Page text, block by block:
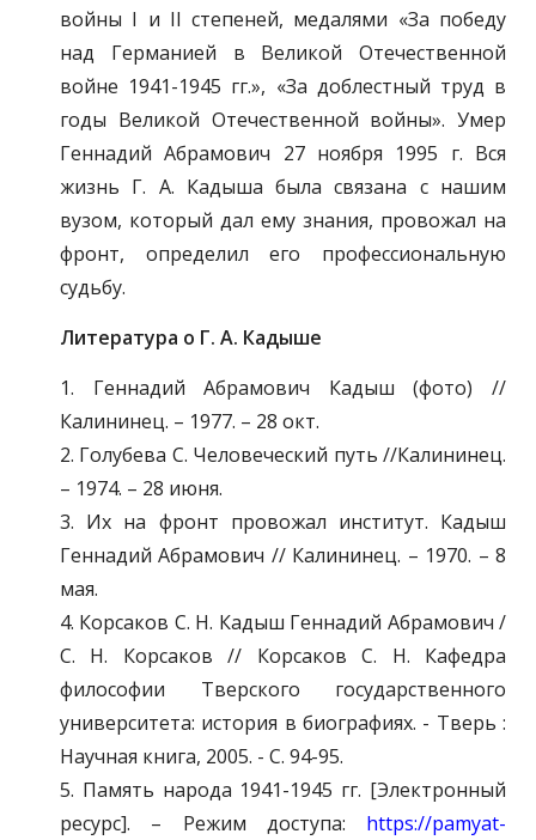
войны I и II степеней, медалями «За победу
над Германией в Великой Отечественной
войне 1941-1945 гг.», «За доблестный труд в
годы Великой Отечественной войны». Умер
Геннадий Абрамович 27 ноября 1995 г. Вся
жизнь Г. А. Кадыша была связана с нашим
вузом, который дал ему знания, провожал на
фронт, определил его профессиональную
судьбу.
Литература о Г. А. Кадыше
1. Геннадий Абрамович Кадыш (фото) //
Калининец. – 1977. – 28 окт.
2. Голубева С. Человеческий путь //Калининец.
– 1974. – 28 июня.
3. Их на фронт провожал институт. Кадыш
Геннадий Абрамович // Калининец. – 1970. – 8
мая.
4. Корсаков С. Н. Кадыш Геннадий Абрамович /
С. Н. Корсаков // Корсаков С. Н. Кафедра
философии Тверского государственного
университета: история в биографиях. - Тверь :
Научная книга, 2005. - С. 94-95.
5. Память народа 1941-1945 гг. [Электронный
ресурс]. – Режим доступа: https://pamyat-